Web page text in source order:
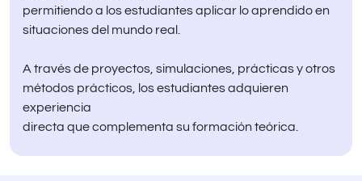
permitiendo a los estudiantes aplicar lo aprendido en
situaciones del mundo real.
A través de proyectos, simulaciones, prácticas y otros
métodos prácticos, los estudiantes adquieren
experiencia
directa que complementa su formación teórica.